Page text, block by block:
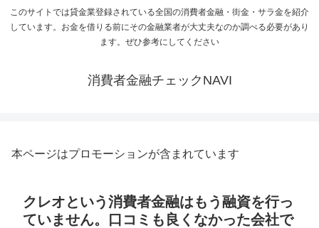
このサイトでは貸金業登録されている全国の消費者金融・街金・サラ金を紹介
しています。お金を借りる前にその金融業者が大丈夫なのか調べる必要があり
ます。ぜひ参考にしてください
消費者金融チェックNAVI
本ページはプロモーションが含まれています
クレオという消費者金融はもう融資を行っ
ていません。口コミも良くなかった会社で